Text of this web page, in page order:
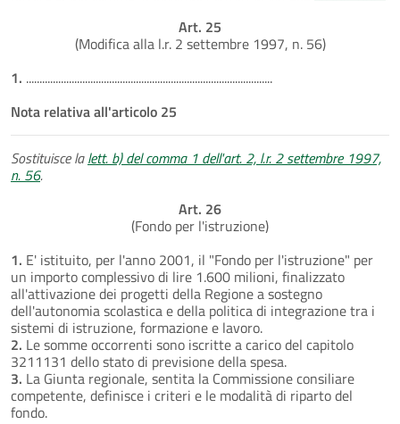
Art. 25
(Modifica alla l.r. 2 settembre 1997, n. 56)
1. ............................................................................................
Nota relativa all'articolo 25
Sostituisce lalett. b) del comma 1 dell'art. 2, l.r. 2 settembre 1997,
n. 56.
Art. 26
(Fondo per l'istruzione)
1. E' istituito, per l'anno 2001, il "Fondo per l'istruzione" per
un importo complessivo di lire 1.600 milioni, finalizzato
all'attivazione dei progetti della Regione a sostegno
dell'autonomia scolastica e della politica di integrazione tra i
sistemi di istruzione, formazione e lavoro.
2. Le somme occorrenti sono iscritte a carico del capitolo
3211131 dello stato di previsione della spesa.
3. La Giunta regionale, sentita la Commissione consiliare
competente, definisce i criteri e le modalità di riparto del
fondo.